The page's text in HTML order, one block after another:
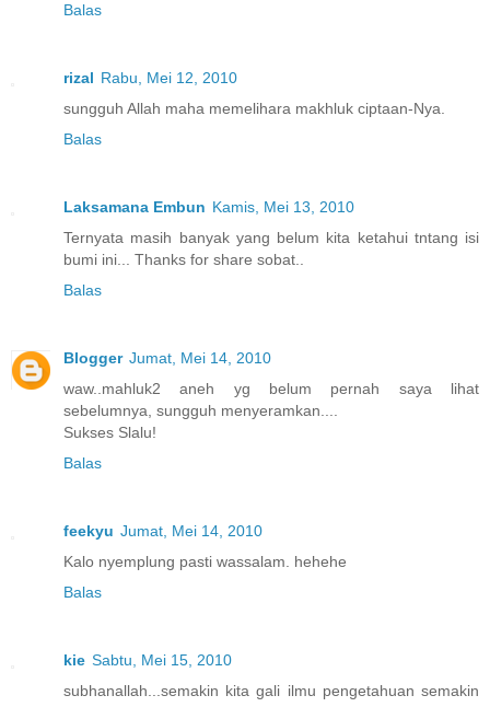
Balas
rizal Rabu, Mei 12, 2010
sungguh Allah maha memelihara makhluk ciptaan-Nya.
Balas
Laksamana Embun Kamis, Mei 13, 2010
Ternyata masih banyak yang belum kita ketahui tntang isi
bumi ini... Thanks for share sobat..
Balas
Blogger Jumat, Mei 14, 2010
waw..mahluk2 aneh yg belum pernah saya lihat
sebelumnya, sungguh menyeramkan....
Sukses Slalu!
Balas
feekyu Jumat, Mei 14, 2010
Kalo nyemplung pasti wassalam. hehehe
Balas
kie Sabtu, Mei 15, 2010
subhanallah...semakin kita gali ilmu pengetahuan semakin